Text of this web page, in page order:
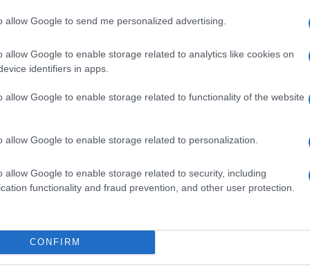
allow Google to send me personalized advertising.
allow Google to enable storage related to analytics like cookies on
identifiers in apps.
allow Google to enable storage related to functionality of the website
allow Google to enable storage related to personalization.
allow Google to enable storage related to security, including
functionality and fraud prevention, and other user protection.
CONFIRM
της νέας BMW Σειράς 5 στο
Group στο Dingolfing. Πρόκειται για το πρώτο πολυτελές
πρώτη γεύση του νέου Golf R
πρώτη γεύση από το νέο Golf R στον παραδοσιακό αγώνα
της Αυστρίας. Η Volkswagen ξεκίνησε...